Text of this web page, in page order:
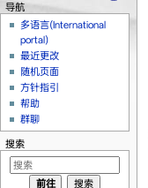
导航
多语言(International
portal)
最近更改
随机页面
方针指引
帮助
群聊
搜索